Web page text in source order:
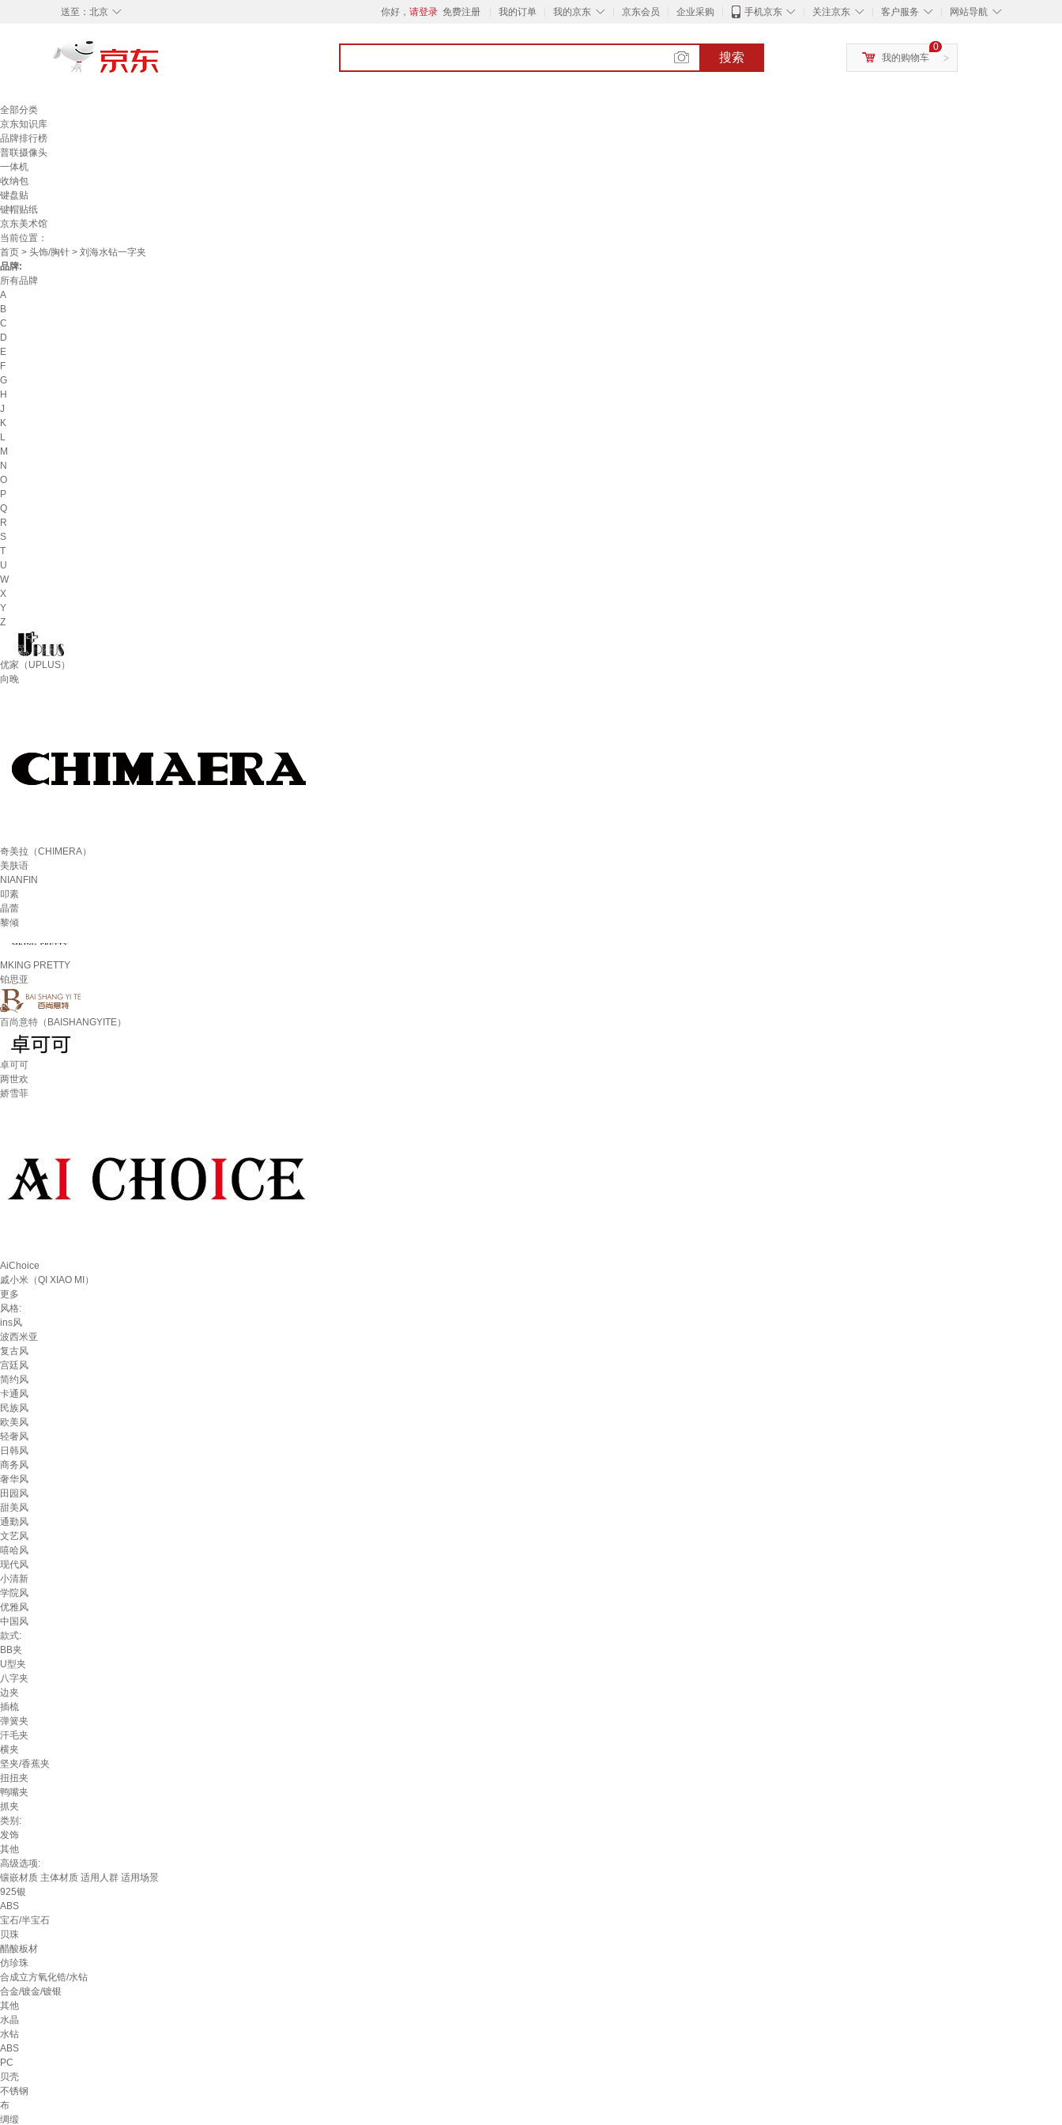
◇
送至： 北京 你好， 请登录 免费注册 我的订单 ◇
我的京东 京东会员 企业采购 ◇
手机京东 ◇
关注京东 ◇
客户服务 ◇
网站导航
搜索 >
0
我的购物车
全部分类
京东知识库
品牌排行榜
普联摄像头
一体机
收纳包
键盘贴
键帽贴纸
京东美术馆
当前位置：
首页 > 头饰/胸针 > 刘海水钻一字夹
品牌:
所有品牌
A
B
C
D
E
F
G
H
J
K
L
M
N
O
P
Q
R
S
T
U
W
X
Y
Z
优家（UPLUS）
向晚
奇美拉（CHIMERA）
美肤语
NIANFIN
叩素
晶蕾
黎倾
MKING PRETTY
铂思亚
百尚意特（BAISHANGYITE）
卓可可
两世欢
娇雪菲
AiChoice
戚小米（QI XIAO MI）
更多
风格:
ins风
波西米亚
复古风
宫廷风
简约风
卡通风
民族风
欧美风
轻奢风
日韩风
商务风
奢华风
田园风
甜美风
通勤风
文艺风
嘻哈风
现代风
小清新
学院风
优雅风
中国风
款式:
BB夹
U型夹
八字夹
边夹
插梳
弹簧夹
汗毛夹
横夹
坚夹/香蕉夹
扭扭夹
鸭嘴夹
抓夹
类别:
发饰
其他
高级选项:
镶嵌材质 主体材质 适用人群 适用场景
925银
ABS
宝石/半宝石
贝珠
醋酸板材
仿珍珠
合成立方氧化锆/水钻
合金/镀金/镀银
其他
水晶
水钻
ABS
PC
贝壳
不锈钢
布
绸缎